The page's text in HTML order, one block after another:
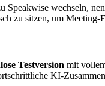
Speakwise wechseln,
zu sitzen, um Meeting-
Testversion mit
KI-